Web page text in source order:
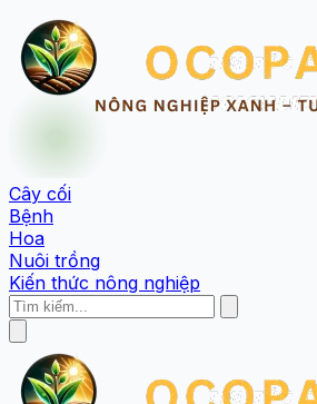
Cây cối
Bệnh
Hoa
Nuôi trồng
Kiến thức nông nghiệp